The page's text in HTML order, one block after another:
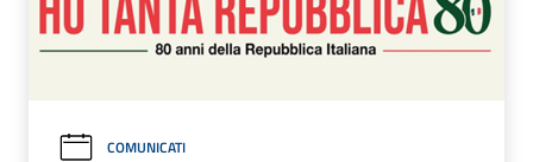
COMUNICATI